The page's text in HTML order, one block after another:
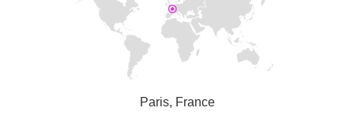
Paris, France